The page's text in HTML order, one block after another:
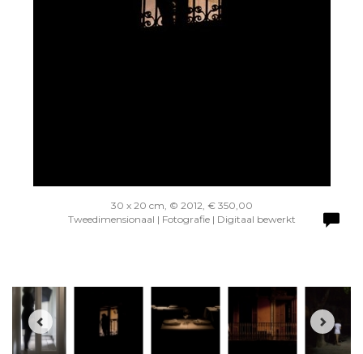
30 x 20 cm, © 2012, € 350,00
Tweedimensionaal | Fotografie | Digitaal bewerkt